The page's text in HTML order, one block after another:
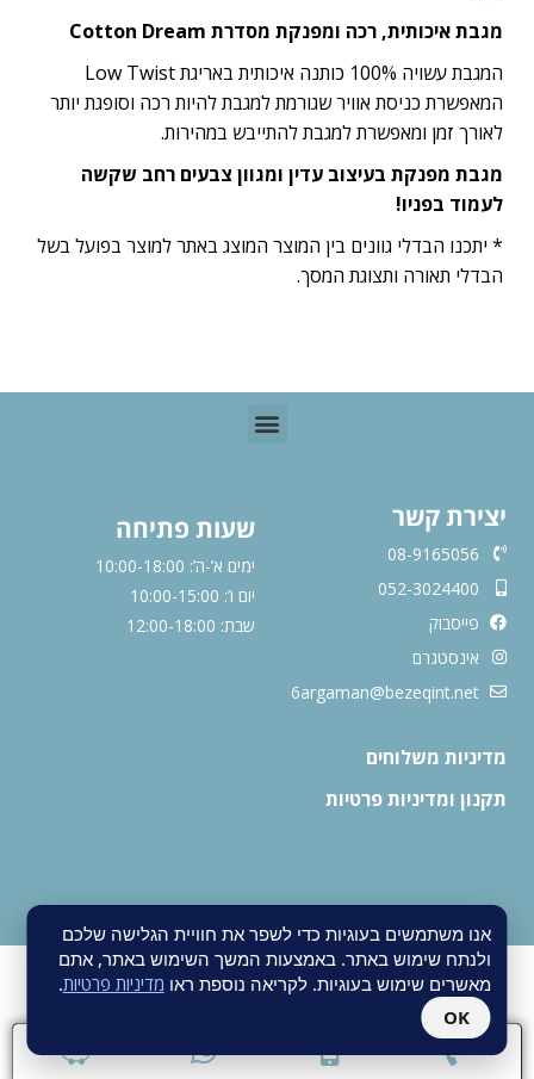
מגבת איכותית, רכה ומפנקת מסדרת Cotton Dream
המגבת עשויה 100% כותנה איכותית באריגת Low Twist
המאפשרת כניסת אוויר שגורמת למגבת להיות רכה וסופגת יותר
לאורך זמן ומאפשרת למגבת להתייבש במהירות.
מגבת מפנקת בעיצוב עדין ומגוון צבעים רחב שקשה
לעמוד בפניו!
* יתכנו הבדלי גוונים בין המוצר המוצג באתר למוצר בפועל בשל
הבדלי תאורה ותצוגת המסך.
יצירת קשר
08-9165056
052-3024400
פייסבוק
אינסטגרם
6argaman@bezeqint.net
שעות פתיחה
ימים א’-ה’: 10:00-18:00
יום ו’: 10:00-15:00
שבת: 12:00-18:00
מדיניות משלוחים
תקנון ומדיניות פרטיות
אנו משתמשים בעוגיות כדי לשפר את חוויית הגלישה שלכם
ולנתח שימוש באתר. באמצעות המשך השימוש באתר, אתם
מאשרים שימוש בעוגיות. לקריאה נוספת ראו מדיניות פרטיות.
OK